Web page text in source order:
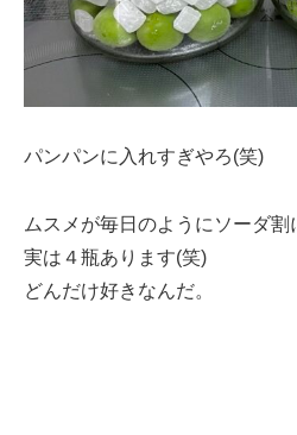
パンパンに入れすぎやろ(笑)
ムスメが毎日のようにソーダ割
実は４瓶あります(笑)
どんだけ好きなんだ。